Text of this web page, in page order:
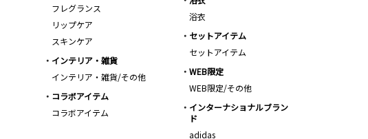
フレグランス
リップケア
スキンケア
浴衣
セットアイテム
セットアイテム
インテリア・雑貨
インテリア・雑貨/その他
WEB限定
WEB限定/その他
コラボアイテム
コラボアイテム
インターナショナルブラン
ド
adidas